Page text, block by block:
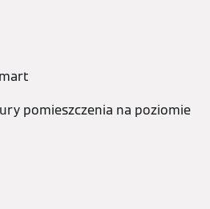
pomieszczenia na poziomie